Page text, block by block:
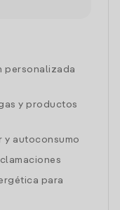
personalizada
y productos
y autoconsumo
para